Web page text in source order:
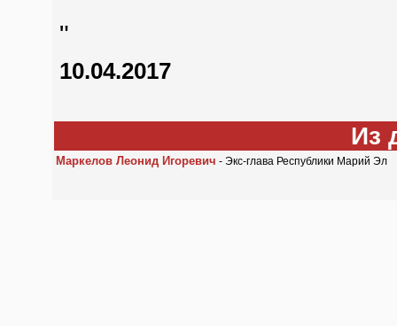
"
10.04.2017
Из
Маркелов Леонид Игоревич - Экс-глава Республики Марий Эл